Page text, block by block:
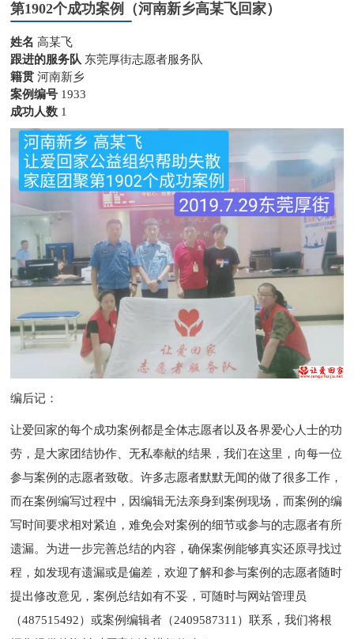
第1902个成功案例（河南新乡高某飞回家）
姓名 高某飞
跟进的服务队 东莞厚街志愿者服务队
籍贯 河南新乡
案例编号 1933
成功人数 1
编后记：
让爱回家的每个成功案例都是全体志愿者以及各界爱心人士的功
劳，是大家团结协作、无私奉献的结果，我们在这里，向每一位
参与案例的志愿者致敬。许多志愿者默默无闻的做了很多工作，
而在案例编写过程中，因编辑无法亲身到案例现场，而案例的编
写时间要求相对紧迫，难免会对案例的细节或参与的志愿者有所
遗漏。为进一步完善总结的内容，确保案例能够真实还原寻找过
程，如发现有遗漏或是偏差，欢迎了解和参与案例的志愿者随时
提出修改意见，案例总结如有不妥，可随时与网站管理员
（487515492）或案例编辑者（2409587311）联系，我们将根